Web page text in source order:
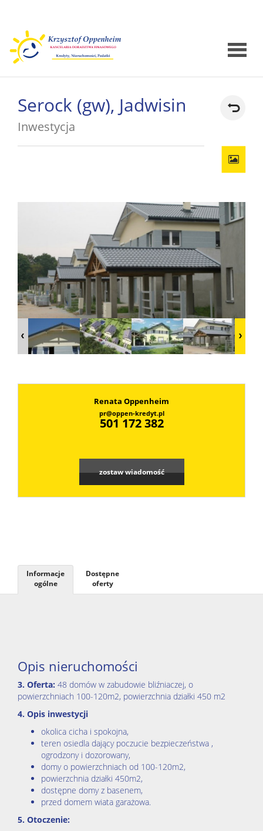
-
warto?
Kredyty
Kredyty
dla
Serock (gw), Jadwisin
Inwestycja
Renata Oppenheim
pr@oppen-kredyt.pl
501 172 382
zostaw wiadomość
Informacje
ogólne
Dostępne
oferty
Opis nieruchomości
3. Oferta: 48 domów w zabudowie bliźniaczej, o
powierzchniach 100-120m2, powierzchnia działki 450 m2
4. Opis inwestycji
okolica cicha i spokojna,
teren osiedla dający poczucie bezpieczeństwa ,
ogrodzony i dozorowany,
domy o powierzchniach od 100-120m2,
powierzchnia działki 450m2,
dostępne domy z basenem,
przed domem wiata garażowa.
5. Otoczenie: